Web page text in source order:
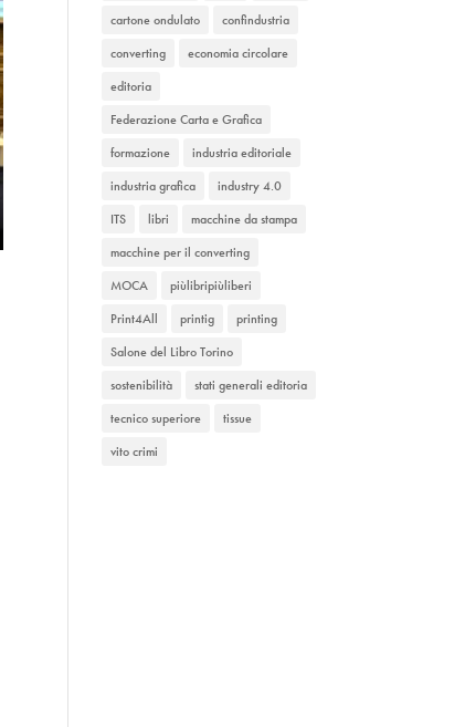
cartone ondulato
confindustria
converting
economia circolare
editoria
Federazione Carta e Grafica
formazione
industria editoriale
industria grafica
industry 4.0
ITS
libri
macchine da stampa
macchine per il converting
MOCA
piùlibripiùliberi
Print4All
printig
printing
Salone del Libro Torino
sostenibilità
stati generali editoria
tecnico superiore
tissue
vito crimi